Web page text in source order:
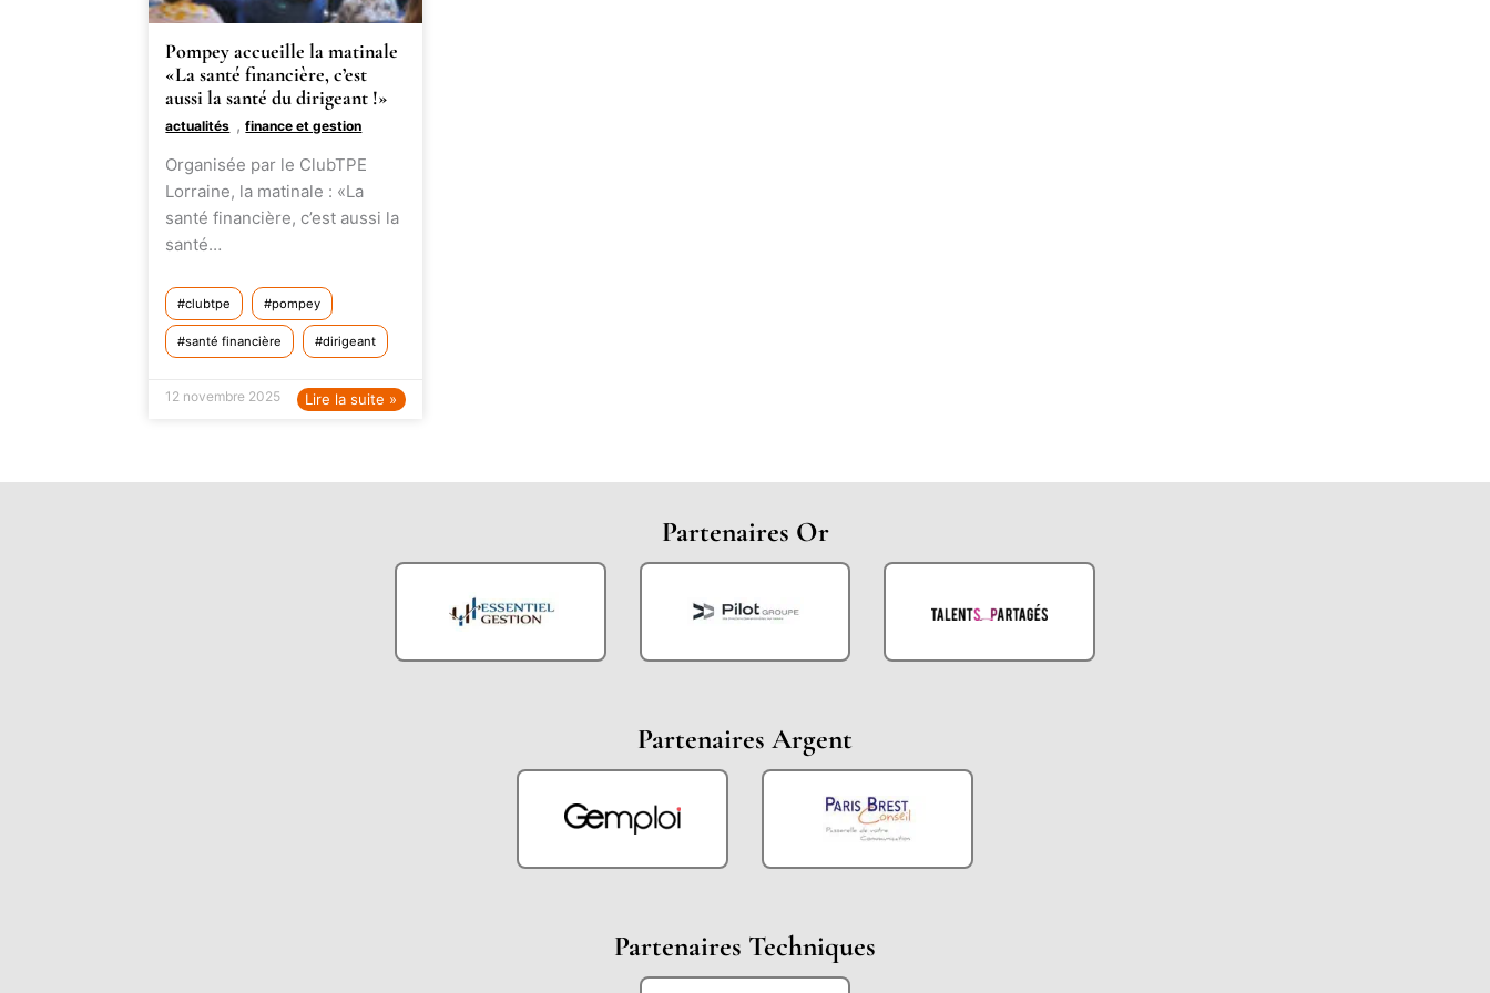
Pompey accueille la matinale
«La santé financière, c’est
aussi la santé du dirigeant !»
actualités ,finance et gestion
Organisée par le ClubTPE
Lorraine, la matinale : «La
santé financière, c’est aussi la
santé…
clubtpe pompey
santé financière dirigeant
12 novembre 2025 Lire la suite »
Partenaires Or
Partenaires Argent
Partenaires Techniques